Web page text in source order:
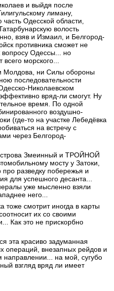
и выйдя после
лиману,
Одесской области,
волость
взяв и Измаил, и Белгород-
противника сможет не
вопросу Одессы... но
морского...
Молдова, ни Силы обороны
последовательности
Николаевском
вряд-ли смогут. Ну
время. По одной
воздушно-
(где-то на участке Лебедёвка
на встречу с
через Белгород-
Змеинный и ТРОЙНОЙ
мосту у Затоки,
разведку побережья и
для успешного десанта...
уже мысленно взяли
него...
тоже смотрит иногда в карты
их со своими
Как это не прискорбно
эта красиво задуманная
операций, внезапных рейдов и
на мой, сугубо
взгляд вряд ли имеет